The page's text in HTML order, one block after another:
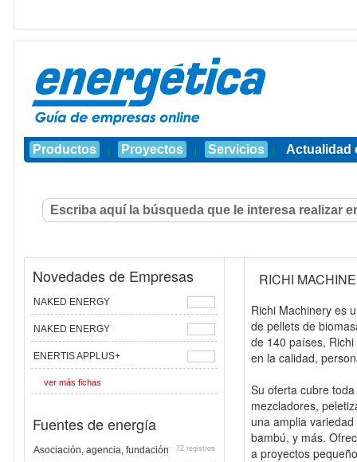
Productos | Proyectos | Servicios | Actualidad
Novedades de Empresas
NAKED ENERGY
NAKED ENERGY
ENERTIS APPLUS+
ver más fichas
Fuentes de energía
Asociación, agencia, fundación 72 registros
RICHI
Richi Machinery es
de pellets de
de 140 países,
en la calidad,
Su oferta cubre
mezcladores,
una amplia
bambú, y más.
a proyectos